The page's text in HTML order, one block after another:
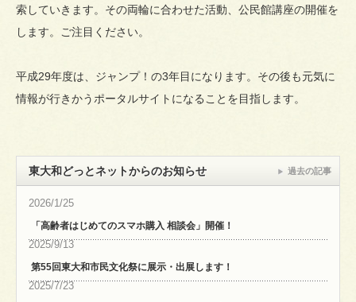
索していきます。その両輪に合わせた活動、公民館講座の開催を
します。ご注目ください。
平成29年度は、ジャンプ！の3年目になります。その後も元気に
情報が行きかうポータルサイトになることを目指します。
東大和どっとネットからのお知らせ
2026/1/25
「高齢者はじめてのスマホ購入 相談会」開催！
2025/9/13
第55回東大和市民文化祭に展示・出展します！
2025/7/23
過去の記事